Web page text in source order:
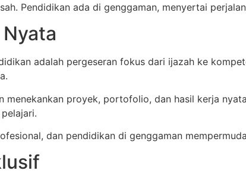
Pendidikan ada di genggaman, menyertai
adalah pergeseran fokus dari ijazah ke
menekankan proyek, portofolio, dan hasil kerja
dan pendidikan di genggaman